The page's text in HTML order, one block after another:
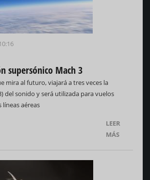
supersónico Mach 3
mira al futuro, viajará a tres veces la
del sonido y será utilizada para vuelos
líneas aéreas
LEER
MÁS